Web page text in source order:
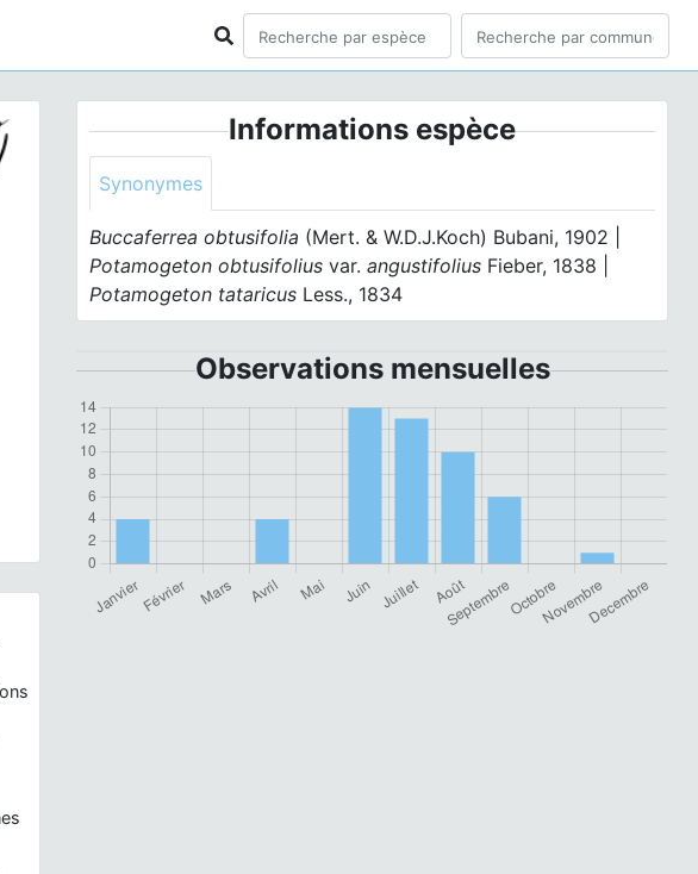
Informations espèce
Synonymes
Buccaferrea obtusifolia (Mert. & W.D.J.Koch) Bubani, 1902 |
Potamogeton obtusifoliusvar. angustifolius Fieber, 1838 |
Potamogeton tataricus Less., 1834
Observations mensuelles